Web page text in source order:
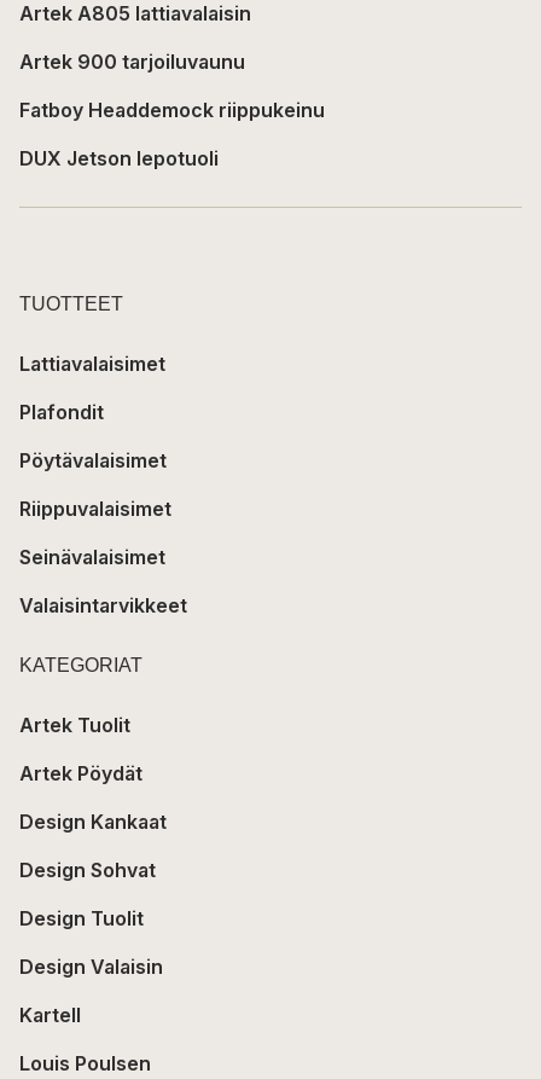
Artek A805 lattiavalaisin
Artek 900 tarjoiluvaunu
Fatboy Headdemock riippukeinu
DUX Jetson lepotuoli
TUOTTEET
Lattiavalaisimet
Plafondit
Pöytävalaisimet
Riippuvalaisimet
Seinävalaisimet
Valaisintarvikkeet
KATEGORIAT
Artek Tuolit
Artek Pöydät
Design Kankaat
Design Sohvat
Design Tuolit
Design Valaisin
Kartell
Louis Poulsen